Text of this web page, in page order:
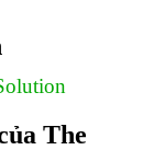
The